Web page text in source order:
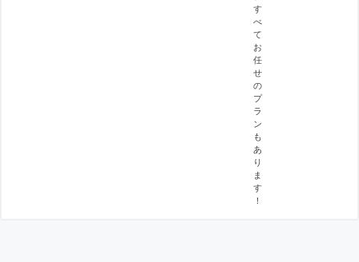
す
べ
て
お
任
せ
の
プ
ラ
ン
も
あ
り
ま
す
！